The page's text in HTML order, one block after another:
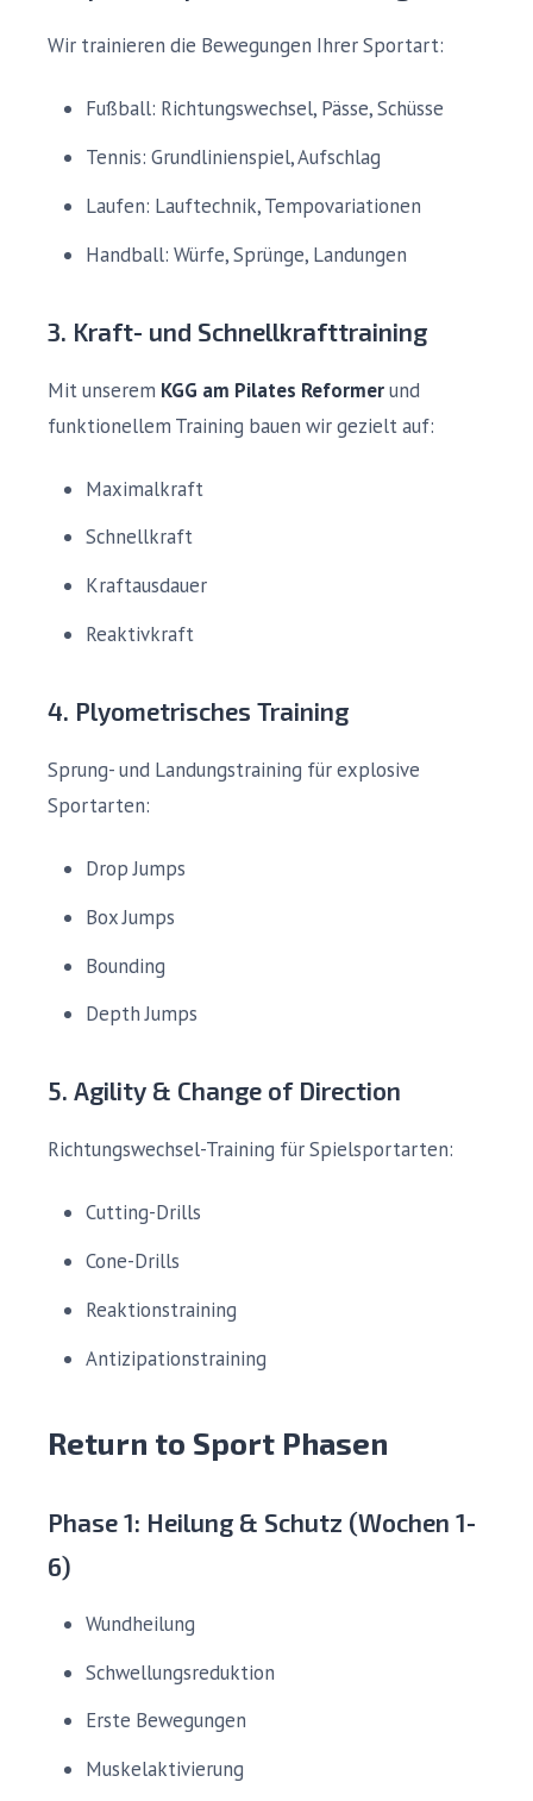
Wir trainieren die Bewegungen Ihrer Sportart:
Fußball: Richtungswechsel, Pässe, Schüsse
Tennis: Grundlinienspiel, Aufschlag
Laufen: Lauftechnik, Tempovariationen
Handball: Würfe, Sprünge, Landungen
3. Kraft- und Schnellkrafttraining
Mit unserem KGG am Pilates Reformerund
funktionellem Training bauen wir gezielt auf:
Maximalkraft
Schnellkraft
Kraftausdauer
Reaktivkraft
4. Plyometrisches Training
Sprung- und Landungstraining für explosive
Sportarten:
Drop Jumps
Box Jumps
Bounding
Depth Jumps
5. Agility & Change of Direction
Richtungswechsel-Training für Spielsportarten:
Cutting-Drills
Cone-Drills
Reaktionstraining
Antizipationstraining
Return to Sport Phasen
Phase 1: Heilung & Schutz (Wochen 1-
6)
Wundheilung
Schwellungsreduktion
Erste Bewegungen
Muskelaktivierung